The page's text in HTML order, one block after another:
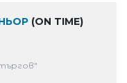
(ON TIME)